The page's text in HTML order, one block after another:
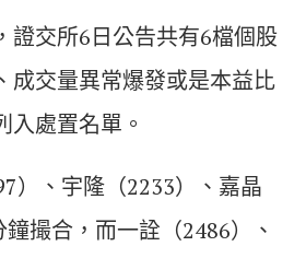
證交所6日公告共有6檔個股
成交量異常爆發或是本益比
入處置名單。
）、宇隆（2233）、嘉晶
鐘撮合，而一詮（2486）、